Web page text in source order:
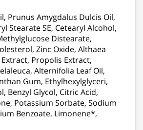
Prunus Amygdalus Dulcis Oil,
Stearate SE, Cetearyl Alcohol,
Distearate,
Zinc Oxide, Althaea
Propolis Extract,
Alternifolia Leaf Oil,
Gum, Ethylhexylglyceri,
Benzyl Glycol, Citric Acid,
Potassium Sorbate, Sodium
Benzoate, Limonene*,